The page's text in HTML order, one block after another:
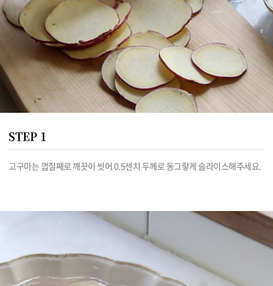
STEP 1
고구마는 껍질째로 깨끗이 씻어 0.5센치 두께로 동그랗게 슬라이스해주세요.